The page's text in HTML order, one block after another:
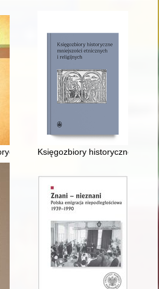
ujęcie utopii w koncepcji
Księgozbiory historyczne